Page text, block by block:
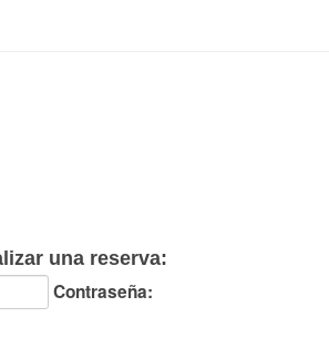
una reserva:
Contraseña: